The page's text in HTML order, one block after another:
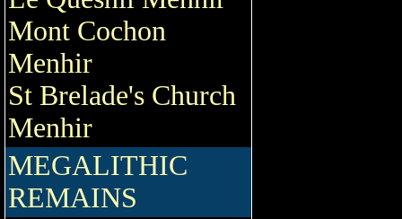
Mont Cochon
Menhir
St Brelade's Church
Menhir
MEGALITHIC
REMAINS